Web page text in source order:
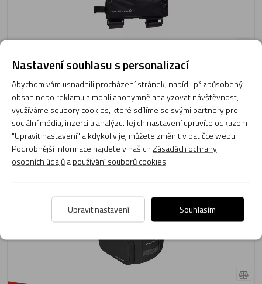
Skladem 1 ks
Expedujeme: 10.08.2026
Do košíku
Brašna Blackburn Local Trunk Bag
Nastavení souhlasu s personalizací
Abychom vám usnadnili procházení stránek, nabídli přizpůsobený
obsah nebo reklamu a mohli anonymně analyzovat návštěvnost,
využíváme soubory cookies, které sdílíme se svými partnery pro
sociální média, inzerci a analýzu. Jejich nastavení upravíte odkazem
"Upravit nastavení" a kdykoliv jej můžete změnit v patičce webu.
Podrobnější informace najdete v našich Zásadách ochrany
osobních údajůa používání souborů cookies.
Upravit nastavení Souhlasím